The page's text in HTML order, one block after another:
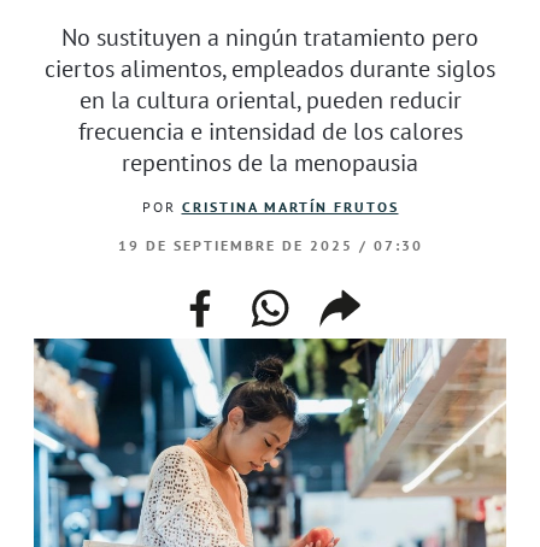
No sustituyen a ningún tratamiento pero
ciertos alimentos, empleados durante siglos
en la cultura oriental, pueden reducir
frecuencia e intensidad de los calores
repentinos de la menopausia
POR CRISTINA MARTÍN FRUTOS
19 DE SEPTIEMBRE DE 2025 / 07:30
facebookwhatsappcompartir
enlace